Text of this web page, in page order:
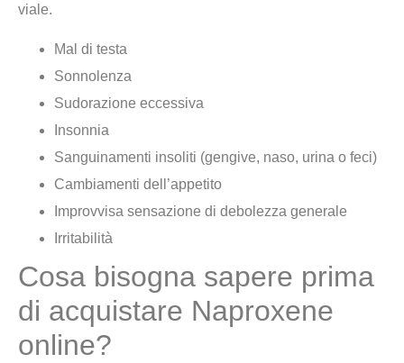
viale.
Mal di testa
Sonnolenza
Sudorazione eccessiva
Insonnia
Sanguinamenti insoliti (gengive, naso, urina o feci)
Cambiamenti dell’appetito
Improvvisa sensazione di debolezza generale
Irritabilità
Cosa bisogna sapere prima
di acquistare Naproxene
online?